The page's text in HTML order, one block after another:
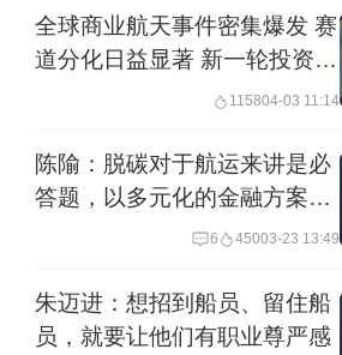
全球商业航天事件密集爆发 赛
道分化日益显著 新一轮投资机
遇将如何展开？丨20260403
115804-03 11:14
陈隃：脱碳对于航运来讲是必
答题，以多元化的金融方案去
匹配和满足多元化的动力选择
6 45003-23 13:49
朱迈进：想招到船员、留住船
员，就要让他们有职业尊严感